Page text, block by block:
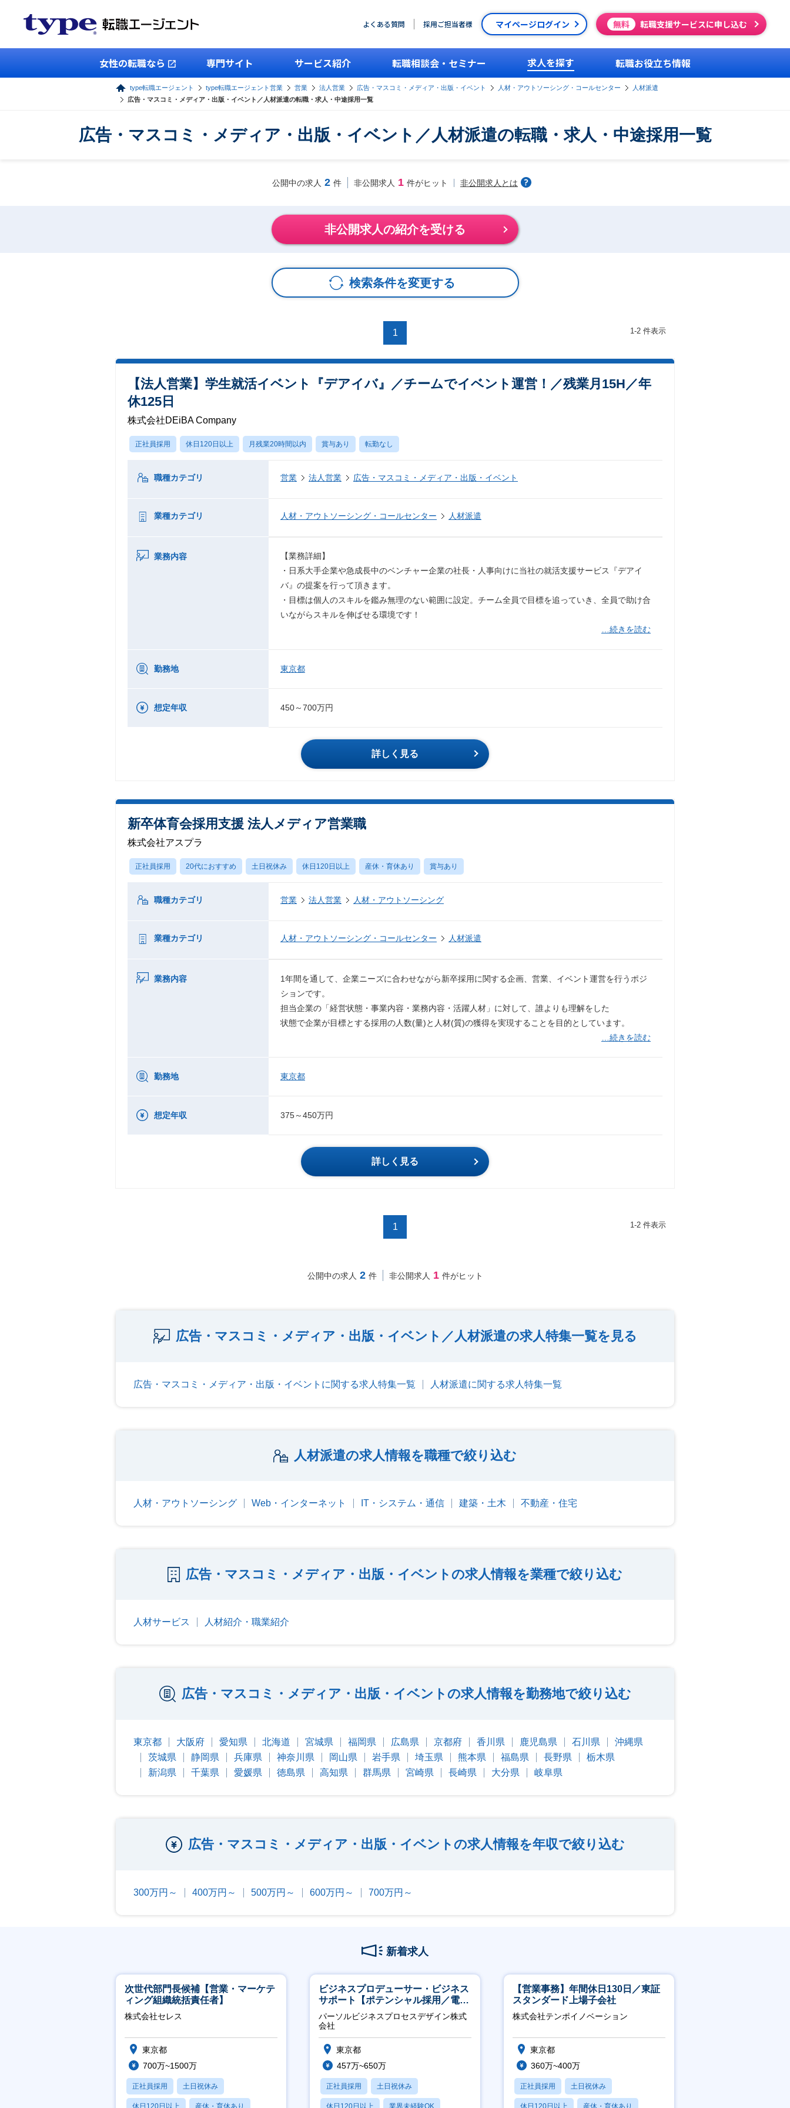
よくある質問 採用ご担当者様 マイページログイン 無料 転職支援サービスに申し込む
女性の転職なら 専門サイト サービス紹介 転職相談会・セミナー 求人を探す 転職お役立ち情報
type転職エージェント type転職エージェント営業 営業 法人営業 広告・マスコミ・メディア・出版・イベント 人材・アウトソーシング・コールセンター
人材派遣
広告・マスコミ・メディア・出版・イベント／人材派遣の転職・求人・中途採用一覧
広告・マスコミ・メディア・出版・イベント／人材派遣の転職・求人・中途採用一覧
公開中の求人 2 件 非公開求人 1 件がヒット 非公開求人とは
非公開求人の紹介を受ける
検索条件を変更する
1 1-2 件表示
【法人営業】学生就活イベント『デアイバ』／チームでイベント運営！／残業月15H／年
休125日
株式会社DEiBA Company
正社員採用 休日120日以上 月残業20時間以内 賞与あり 転勤なし
職種カテゴリ 営業 法人営業 広告・マスコミ・メディア・出版・イベント
業種カテゴリ 人材・アウトソーシング・コールセンター 人材派遣
業務内容
【業務詳細】
・日系大手企業や急成長中のベンチャー企業の社長・人事向けに当社の就活支援サービス『デアイ
バ』の提案を行って頂きます。
・目標は個人のスキルを鑑み無理のない範囲に設定。チーム全員で目標を追っていき、全員で助け合
いながらスキルを伸ばせる環境です！
…続きを読む
勤務地 東京都
想定年収 450～700万円
詳しく見る
新卒体育会採用支援 法人メディア営業職
株式会社アスプラ
正社員採用 20代におすすめ 土日祝休み 休日120日以上 産休・育休あり 賞与あり
職種カテゴリ 営業 法人営業 人材・アウトソーシング
業種カテゴリ 人材・アウトソーシング・コールセンター 人材派遣
業務内容
1年間を通して、企業ニーズに合わせながら新卒採用に関する企画、営業、イベント運営を行うポジ
ションです。
担当企業の「経営状態・事業内容・業務内容・活躍人材」に対して、誰よりも理解をした
状態で企業が目標とする採用の人数(量)と人材(質)の獲得を実現することを目的としています。
…続きを読む
勤務地 東京都
想定年収 375～450万円
詳しく見る
1 1-2 件表示
公開中の求人 2 件 非公開求人 1 件がヒット
広告・マスコミ・メディア・出版・イベント／人材派遣の求人特集一覧を見る
広告・マスコミ・メディア・出版・イベントに関する求人特集一覧 人材派遣に関する求人特集一覧
人材派遣の求人情報を職種で絞り込む
人材・アウトソーシング Web・インターネット IT・システム・通信 建築・土木 不動産・住宅
広告・マスコミ・メディア・出版・イベントの求人情報を業種で絞り込む
人材サービス 人材紹介・職業紹介
広告・マスコミ・メディア・出版・イベントの求人情報を勤務地で絞り込む
東京都 大阪府 愛知県 北海道 宮城県 福岡県 広島県 京都府 香川県 鹿児島県 石川県
沖縄県
茨城県
静岡県 兵庫県 神奈川県 岡山県 岩手県 埼玉県 熊本県 福島県 長野県
栃木県
新潟県
千葉県 愛媛県 徳島県 高知県 群馬県 宮崎県 長崎県 大分県 岐阜県
広告・マスコミ・メディア・出版・イベントの求人情報を年収で絞り込む
300万円～ 400万円～ 500万円～ 600万円～ 700万円～
新着求人
次世代部門長候補【営業・マーケテ
ィング組織統括責任者】
株式会社セレス
東京都
700万~1500万
正社員採用 土日祝休み
休日120日以上 産休・育休あり
ビジネスプロデューサー・ビジネス
サポート【ポテンシャル採用／電
力・ガス等の民間向けプロジェクト
推進】
パーソルビジネスプロセスデザイン株式
会社
東京都
457万~650万
正社員採用 土日祝休み
休日120日以上 業界未経験OK
【営業事務】年間休日130日／東証
スタンダード上場子会社
株式会社テンポイノベーション
東京都
360万~400万
正社員採用 土日祝休み
休日120日以上 産休・育休あり